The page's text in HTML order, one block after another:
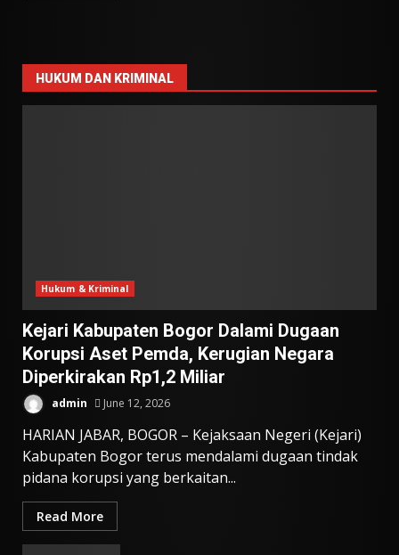
HUKUM DAN KRIMINAL
Hukum & Kriminal
Kejari Kabupaten Bogor Dalami Dugaan
Korupsi Aset Pemda, Kerugian Negara
Diperkirakan Rp1,2 Miliar
admin June 12, 2026
HARIAN JABAR, BOGOR – Kejaksaan Negeri (Kejari)
Kabupaten Bogor terus mendalami dugaan tindak
pidana korupsi yang berkaitan...
Read More